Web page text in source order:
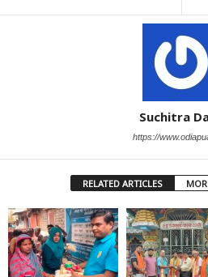
Suchitra
https://
RELATED ARTICLES